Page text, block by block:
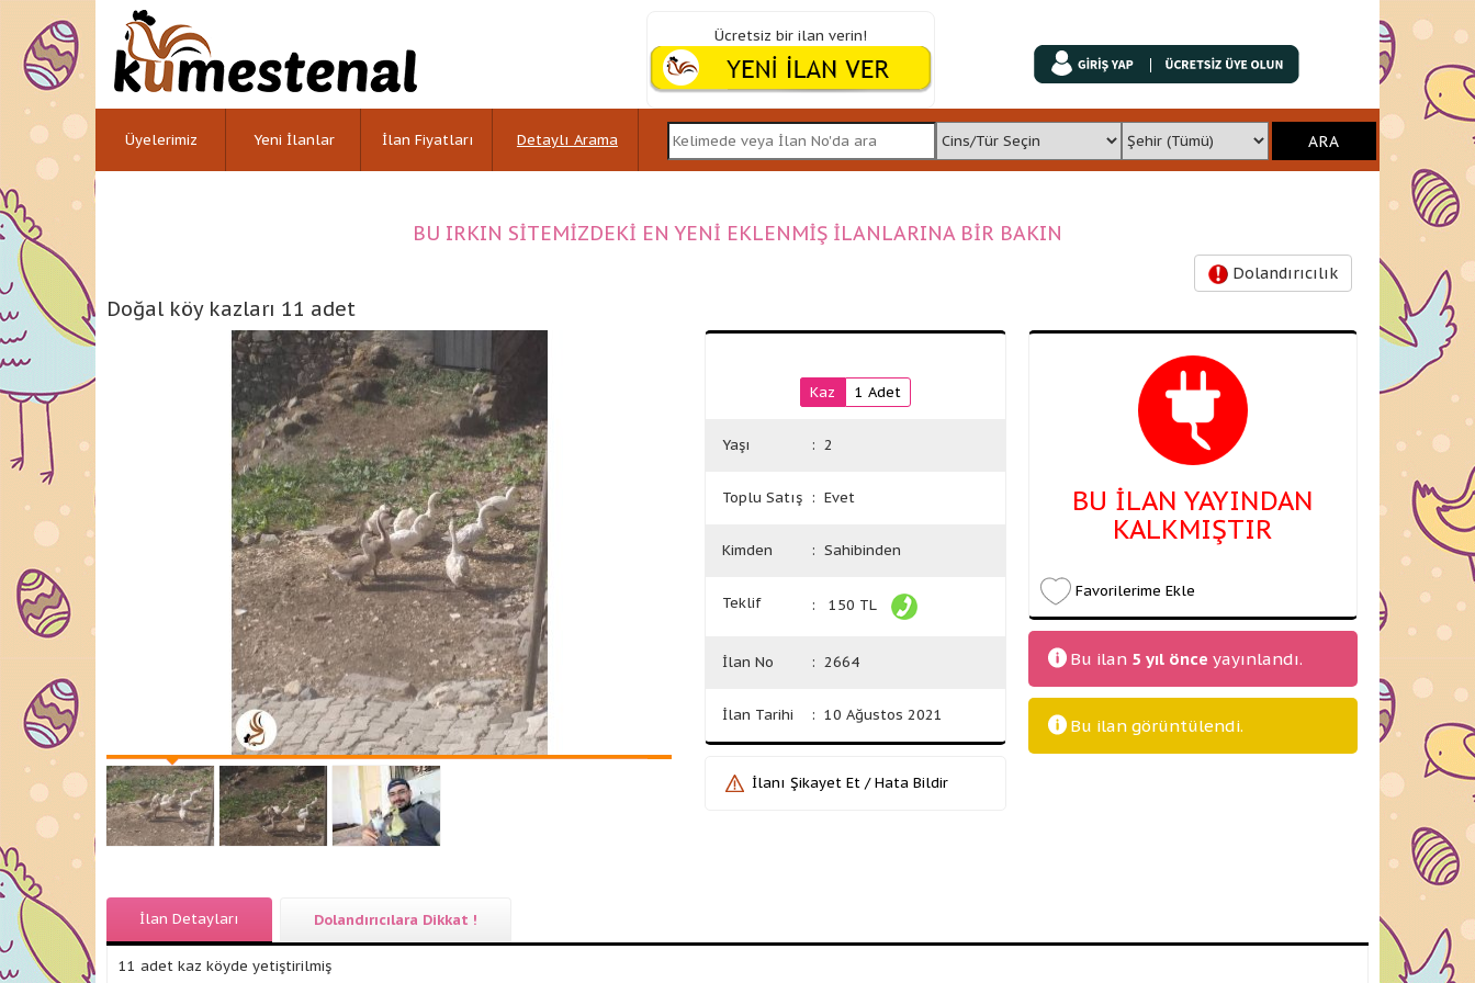
Ücretsiz bir ilan verin!
Üyelerimiz Yeni İlanlar İlan Fiyatları Detaylı Arama
BU IRKIN SİTEMİZDEKİ EN YENİ EKLENMİŞ İLANLARINA BİR BAKIN
Dolandırıcılık
Doğal köy kazları 11 adet
Kaz 1 Adet
Yaşı : 2
Toplu Satış : Evet
Kimden : Sahibinden
Teklif : 150 TL
İlan No : 2664
İlan Tarihi : 10 Ağustos 2021
İlanı Şikayet Et / Hata Bildir
BU İLAN YAYINDAN
KALKMIŞTIR
Favorilerime Ekle
Bu ilan 5 yıl önce yayınlandı.
Bu ilan görüntülendi.
İlan Detayları Dolandırıcılara Dikkat !
11 adet kaz köyde yetiştirilmiş